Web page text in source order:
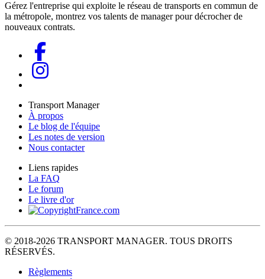
Gérez l'entreprise qui exploite le réseau de transports en commun de
la métropole, montrez vos talents de manager pour décrocher de
nouveaux contrats.
Transport Manager
À propos
Le blog de l'équipe
Les notes de version
Nous contacter
Liens rapides
La FAQ
Le forum
Le livre d'or
© 2018-2026 TRANSPORT MANAGER. TOUS DROITS
RÉSERVÉS.
Règlements